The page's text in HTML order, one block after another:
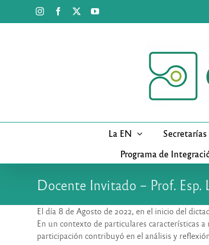
InstagramFacebook YouTube
La EN Secretarías
Programa de
Docente Invitado – Prof. Esp.
El día 8 de Agosto de 2022, en el inicio del
En un contexto de particulares características
participación contribuyó en el análisis y